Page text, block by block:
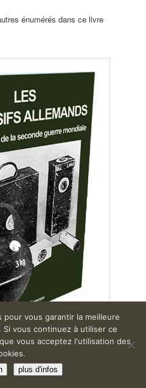
énumérés dans ce livre
vous garantir la meilleure
vous continuez à utiliser ce
vous acceptez l'utilisation des
plus d'infos